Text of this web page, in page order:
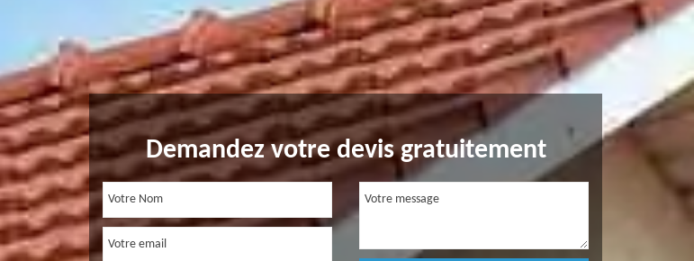
Demandez votre devis gratuitement